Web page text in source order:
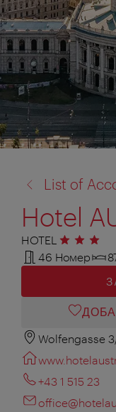
к:
List of
Hotel
HOTEL 3 звезды
46 Номер
Wolfengasse
+43 1 515 23